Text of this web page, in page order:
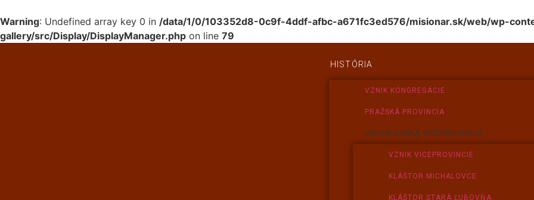
Warning: Undefined array key 0 in /data/1/0/103352d8-0c9f-4ddf-afbc-a671fc3ed576/misionar.sk/web/wp-
gallery/src/Display/DisplayManager.php on line 79
HISTÓRIA
VZNIK KONGREGÁCIE
PRAŽSKÁ PROVINCIA
MICHALOVSKÁ VICEPROVINCIA
VZNIK VICEPROVINCIE
KLÁŠTOR MICHALOVCE
KLÁŠTOR STARÁ ĽUBOVŇA